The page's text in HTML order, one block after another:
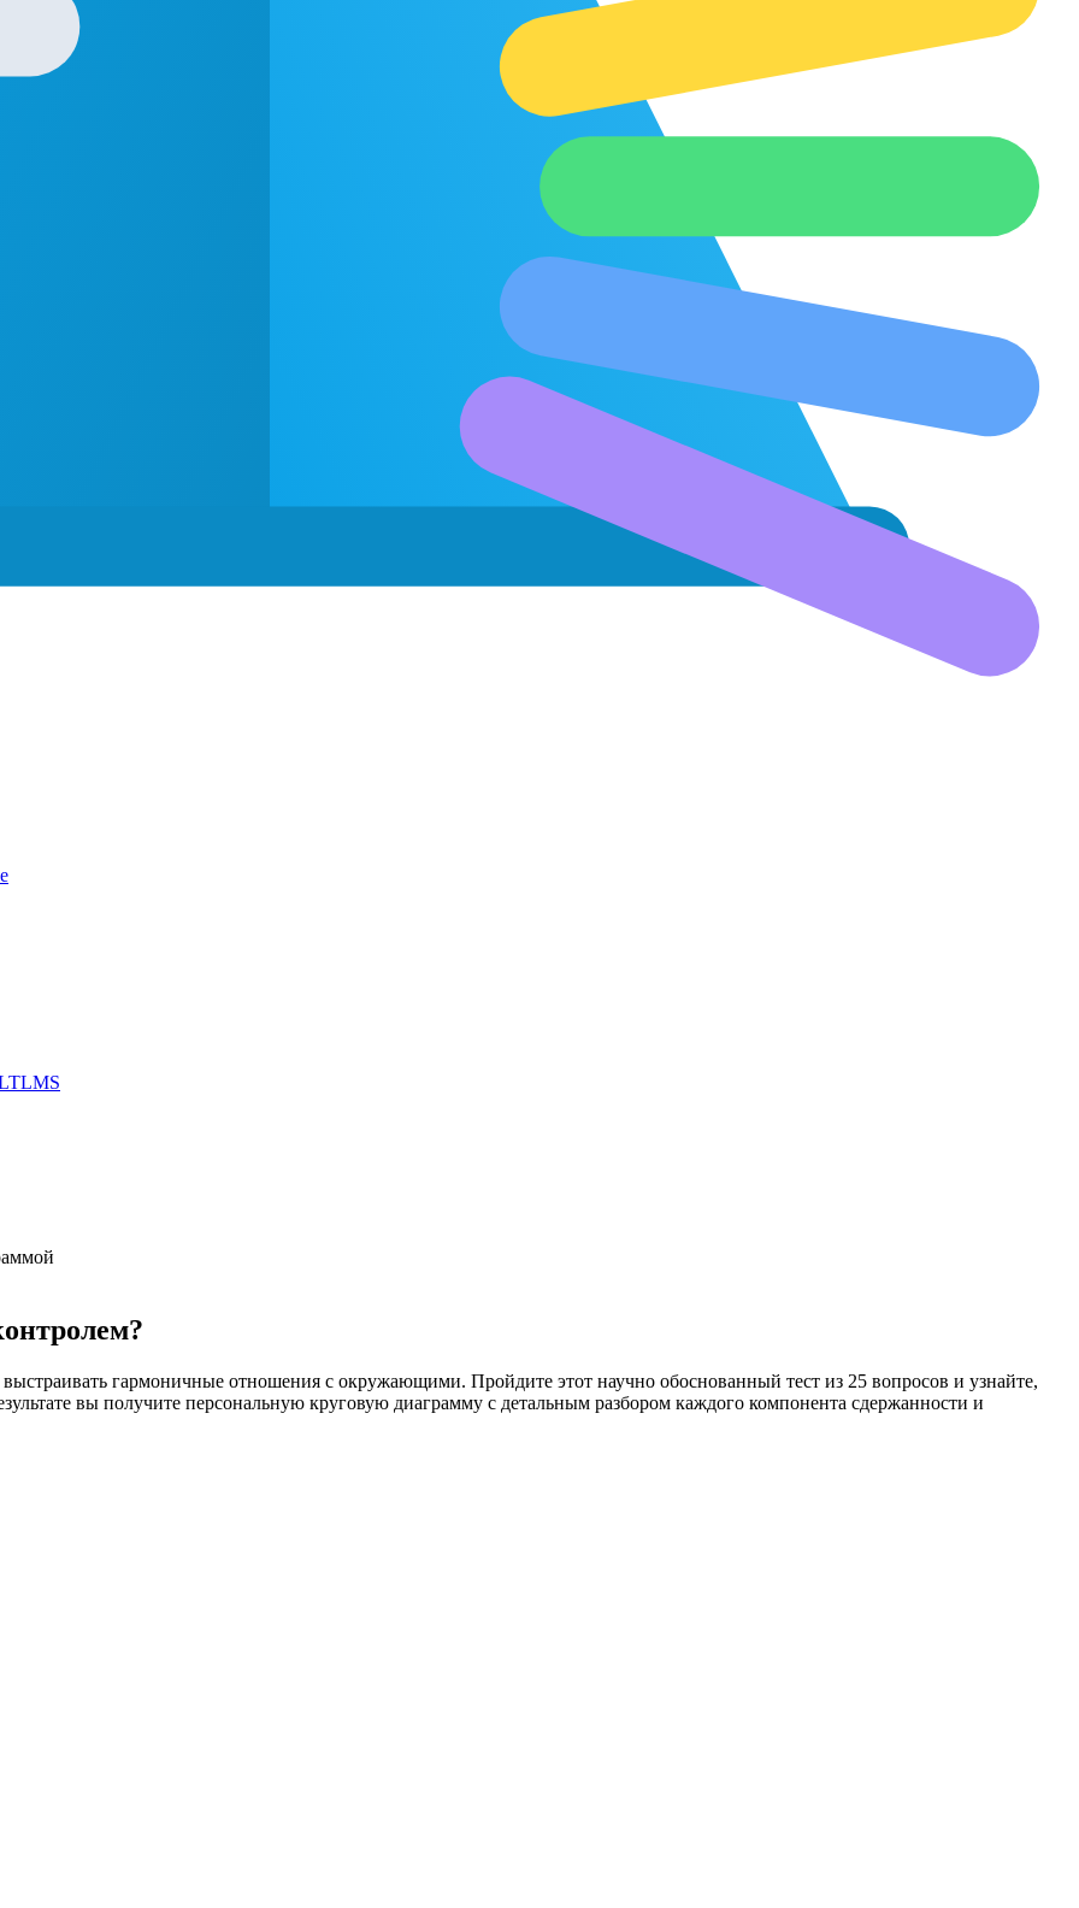
TLMS
гармоничные отношения с окружающими. Пройдите этот научно обоснованный тест из 25 вопросов и узнайте,
вы получите персональную круговую диаграмму с детальным разбором каждого компонента сдержанности и